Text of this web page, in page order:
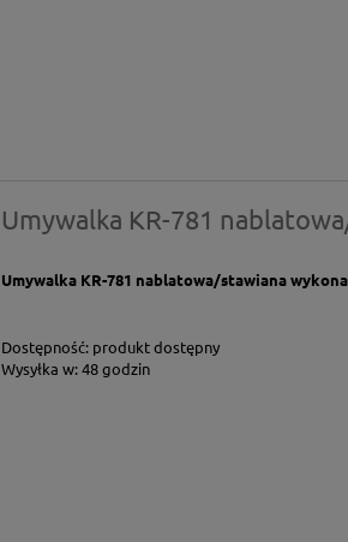
Umywalka KR-781
Umywalka KR-781 nablatowa/stawiana
Dostępność: produkt dostępny
Wysyłka w:48 godzin